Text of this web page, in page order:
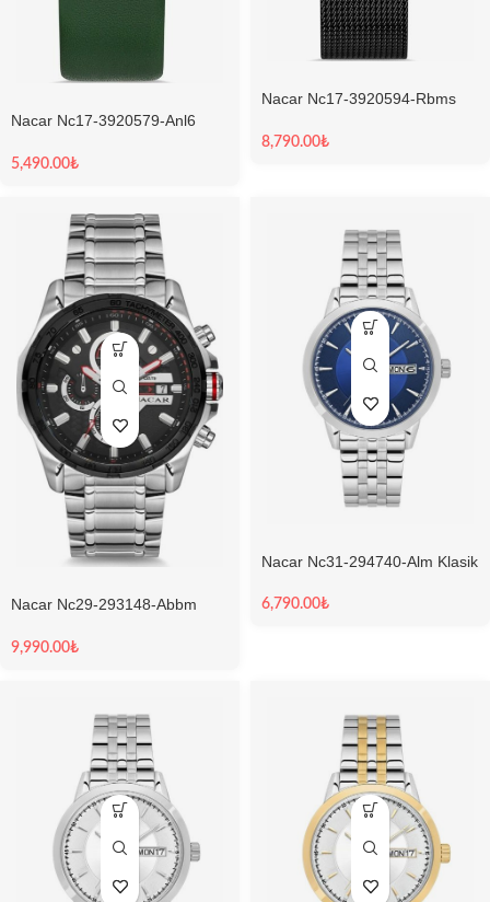
Nacar Nc17-3920579-Anl6
5,490.00₺
Nacar Nc17-3920594-Rbms
8,790.00₺
Nacar Nc29-293148-Abbm
9,990.00₺
Nacar Nc31-294740-Alm Klasik
6,790.00₺